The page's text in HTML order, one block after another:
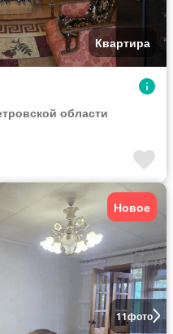
Квартира
области
11фото
Новое